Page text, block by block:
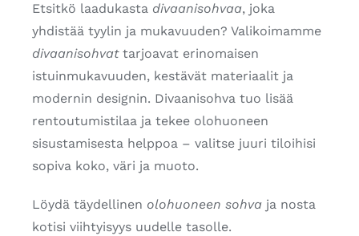
Etsitkö laadukasta divaanisohvaa, joka
yhdistää tyylin ja mukavuuden? Valikoimamme
divaanisohvattarjoavat erinomaisen
istuinmukavuuden, kestävät materiaalit ja
modernin designin. Divaanisohva tuo lisää
rentoutumistilaa ja tekee olohuoneen
sisustamisesta helppoa – valitse juuri tiloihisi
sopiva koko, väri ja muoto.
Löydä täydellinen olohuoneen sohvaja nosta
kotisi viihtyisyys uudelle tasolle.